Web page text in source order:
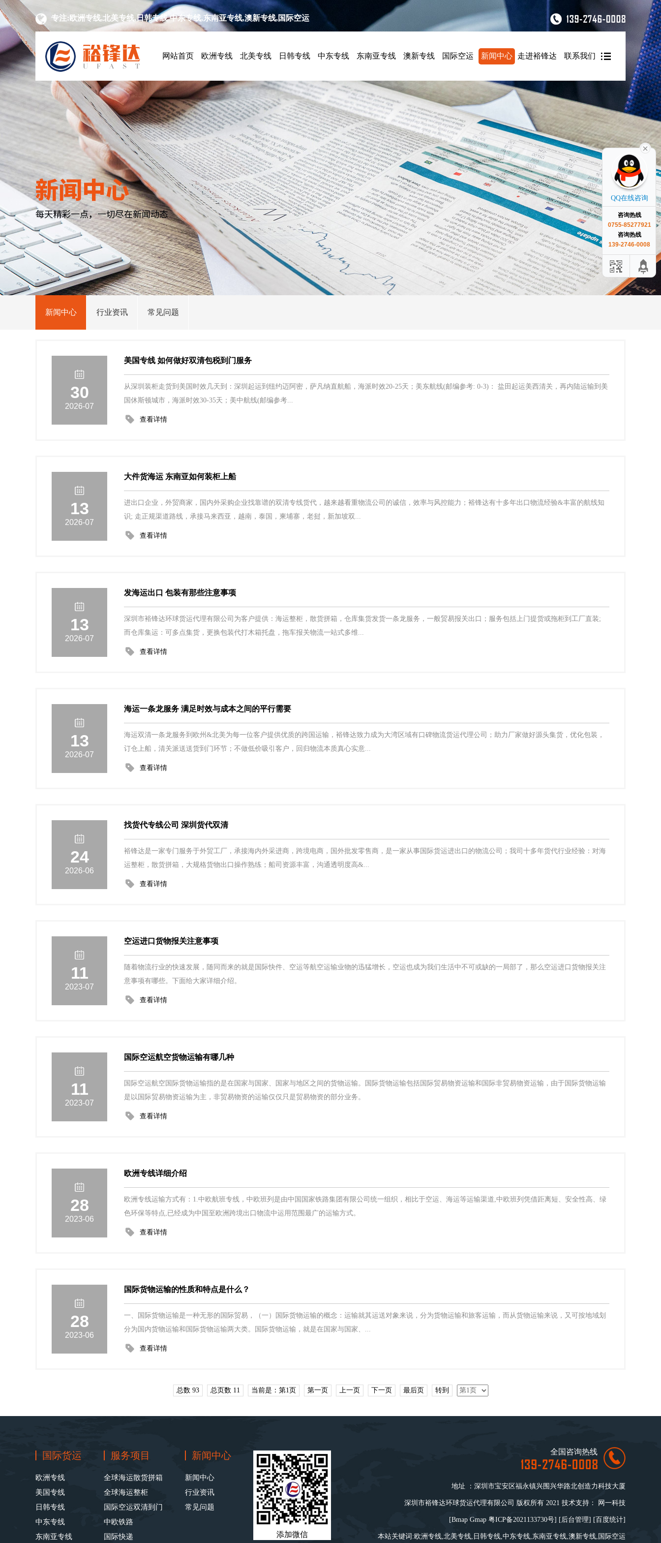
专注:欧洲专线,北美专线,日韩专线,中东专线,东南亚专线,澳新专线,国际空运
网站首页 欧洲专线 北美专线 日韩专线 中东专线 东南亚专线 澳新专线 国际空运 新闻中心 走进裕锋达 联系我们
新闻中心 行业资讯 常见问题
30
2026-07
美国专线 如何做好双清包税到门服务
从深圳装柜走货到美国时效几天到：深圳起运到纽约迈阿密，萨凡纳直航船，海派时效20-25天；美东航线(邮编参考: 0-3)： 盐田起运美西清关，再内陆运输到美
国休斯顿城市，海派时效30-35天；美中航线(邮编参考...
查看详情
13
2026-07
大件货海运 东南亚如何装柜上船
进出口企业，外贸商家，国内外采购企业找靠谱的双清专线货代，越来越看重物流公司的诚信，效率与风控能力；裕锋达有十多年出口物流经验&丰富的航线知
识; 走正规渠道路线，承接马来西亚，越南，泰国，柬埔寨，老挝，新加坡双...
查看详情
13
2026-07
发海运出口 包装有那些注意事项
深圳市裕锋达环球货运代理有限公司为客户提供：海运整柜，散货拼箱，仓库集货发货一条龙服务，一般贸易报关出口；服务包括上门提货或拖柜到工厂直装;
而仓库集运：可多点集货，更换包装代打木箱托盘，拖车报关物流一站式多维...
查看详情
13
2026-07
海运一条龙服务 满足时效与成本之间的平行需要
海运双清一条龙服务到欧州&北美为每一位客户提供优质的跨国运输，裕锋达致力成为大湾区域有口碑物流货运代理公司；助力厂家做好源头集货，优化包装，
订仓上船，清关派送送货到门环节；不做低价吸引客户，回归物流本质真心实意...
查看详情
24
2026-06
找货代专线公司 深圳货代双清
裕锋达是一家专门服务于外贸工厂，承接海内外采进商，跨境电商，国外批发零售商，是一家从事国际货运进出口的物流公司；我司十多年货代行业经验：对海
运整柜，散货拼箱，大规格货物出口操作熟练；船司资源丰富，沟通透明度高&...
查看详情
11
2023-07
空运进口货物报关注意事项
随着物流行业的快速发展，随同而来的就是国际快件、空运等航空运输业物的迅猛增长，空运也成为我们生活中不可或缺的一局部了，那么空运进口货物报关注
意事项有哪些。下面给大家详细介绍。
查看详情
11
2023-07
国际空运航空货物运输有哪几种
国际空运航空国际货物运输指的是在国家与国家、国家与地区之间的货物运输。国际货物运输包括国际贸易物资运输和国际非贸易物资运输，由于国际货物运输
是以国际贸易物资运输为主，非贸易物资的运输仅仅只是贸易物资的部分业务。
查看详情
28
2023-06
欧洲专线详细介绍
欧洲专线运输方式有：1.中欧航班专线，中欧班列是由中国国家铁路集团有限公司统一组织，相比于空运、海运等运输渠道,中欧班列凭借距离短、安全性高、绿
色环保等特点,已经成为中国至欧洲跨境出口物流中运用范围最广的运输方式。
查看详情
28
2023-06
国际货物运输的性质和特点是什么？
一、国际货物运输是一种无形的国际贸易，（一）国际货物运输的概念：运输就其运送对象来说，分为货物运输和旅客运输，而从货物运输来说，又可按地域划
分为国内货物运输和国际货物运输两大类。国际货物运输，就是在国家与国家、...
查看详情
总数 93 总页数 11 当前是：第1页 第一页 上一页 下一页 最后页 转到
国际货运
欧洲专线
美国专线
日韩专线
中东专线
东南亚专线
服务项目
全球海运散货拼箱
全球海运整柜
国际空运双清到门
中欧铁路
国际快递
新闻中心
新闻中心
行业资讯
常见问题
添加微信
全国咨询热线
地址 ：深圳市宝安区福永镇兴围兴华路北创造力科技大厦
深圳市裕锋达环球货运代理有限公司 版权所有 2021 技术支持： 网一科技
[Bmap Gmap 粤ICP备2021133730号] [后台管理] [百度统计]
本站关键词:欧洲专线,北美专线, 日韩专线,中东专线,东南亚专线,澳新专线, 国际空运
QQ在线咨询
咨询热线
0755-85277921
咨询热线
139-2746-0008